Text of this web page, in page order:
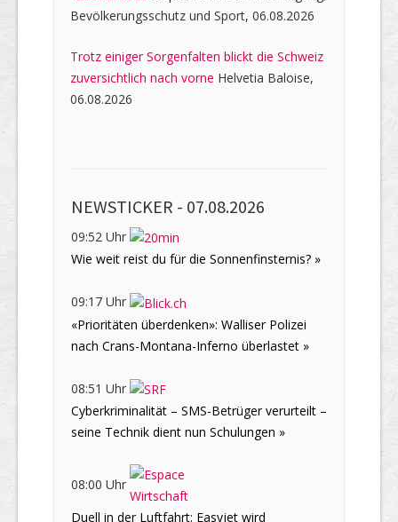
Bevölkerungsschutz und Sport, 06.08.2026
Trotz einiger Sorgenfalten blickt die Schweiz
zuversichtlich nach vorne Helvetia Baloise,
06.08.2026
NEWSTICKER - 07.08.2026
09:52 Uhr
Wie weit reist du für die Sonnenfinsternis? »
09:17 Uhr
«Prioritäten überdenken»: Walliser Polizei
nach Crans-Montana-Inferno überlastet »
08:51 Uhr
Cyberkriminalität – SMS-Betrüger verurteilt –
seine Technik dient nun Schulungen »
08:00 Uhr
Duell in der Luftfahrt: Easyjet wird